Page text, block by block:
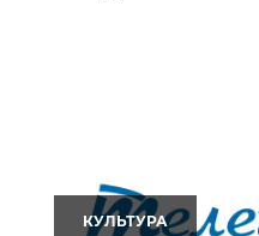
КУЛЬТУРА